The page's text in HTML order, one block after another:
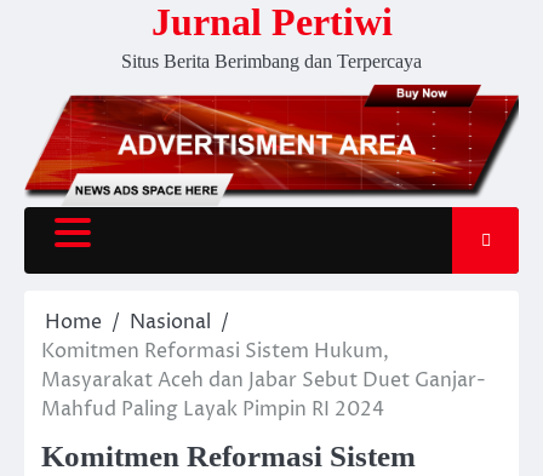
Jurnal Pertiwi
Situs Berita Berimbang dan Terpercaya
Home
Nasional
Komitmen Reformasi Sistem Hukum,
Masyarakat Aceh dan Jabar Sebut Duet Ganjar-
Mahfud Paling Layak Pimpin RI 2024
Komitmen Reformasi Sistem